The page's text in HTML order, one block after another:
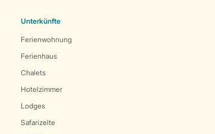
Unterkünfte
Ferienwohnung
Ferienhaus
Chalets
Hotelzimmer
Lodges
Safarizelte